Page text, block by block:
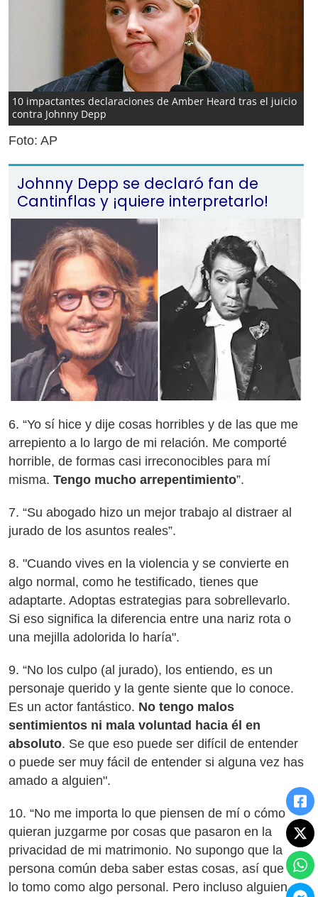
10 impactantes declaraciones de Amber Heard tras el juicio
contra Johnny Depp
Foto: AP
Johnny Depp se declaró fan de
Cantinflas y ¡quiere interpretarlo!
6. “Yo sí hice y dije cosas horribles y de las que me
arrepiento a lo largo de mi relación. Me comporté
horrible, de formas casi irreconocibles para mí
misma. Tengo mucho arrepentimiento”.
7. “Su abogado hizo un mejor trabajo al distraer al
jurado de los asuntos reales”.
8. "Cuando vives en la violencia y se convierte en
algo normal, como he testificado, tienes que
adaptarte. Adoptas estrategias para sobrellevarlo.
Si eso significa la diferencia entre una nariz rota o
una mejilla adolorida lo haría".
9. “No los culpo (al jurado), los entiendo, es un
personaje querido y la gente siente que lo conoce.
Es un actor fantástico. No tengo malos
sentimientos ni mala voluntad hacia él en
absoluto. Se que eso puede ser difícil de entender
o puede ser muy fácil de entender si alguna vez has
amado a alguien".
10. “No me importa lo que piensen de mí o cómo
quieran juzgarme por cosas que pasaron en la
privacidad de mi matrimonio. No supongo que la
persona común deba saber estas cosas, así que no
lo tomo como algo personal. Pero incluso alguien